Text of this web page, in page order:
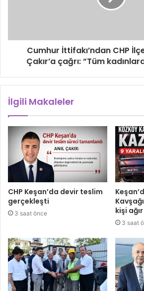
Cumhur İttifakı’ndan CHP
Çakır’a çağrı: “Tüm
İlgili Makaleler
CHP Keşan’da devir teslim
gerçekleşti
3 saat önce
kişi
3 saat